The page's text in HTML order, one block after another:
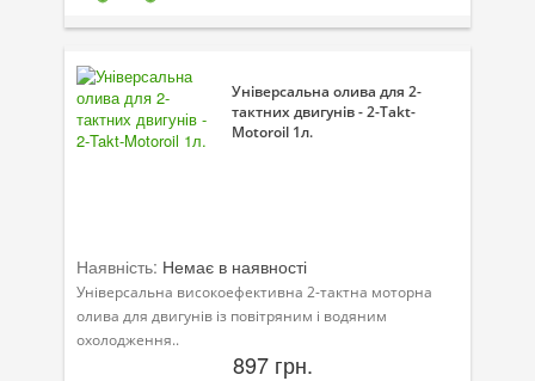
Спеціальні програми
Велосипедна програма
Моторна олива для мотоцикла
Продукція для саду
Промислова програма
Технологічні рідини
Універсальна олива для 2-
тактних двигунів - 2-Takt-
Motoroil 1л.
Наявність: Немає в наявності
Універсальна високоефективна 2-тактна моторна
олива для двигунів із повітряним і водяним
охолодження..
897 грн.